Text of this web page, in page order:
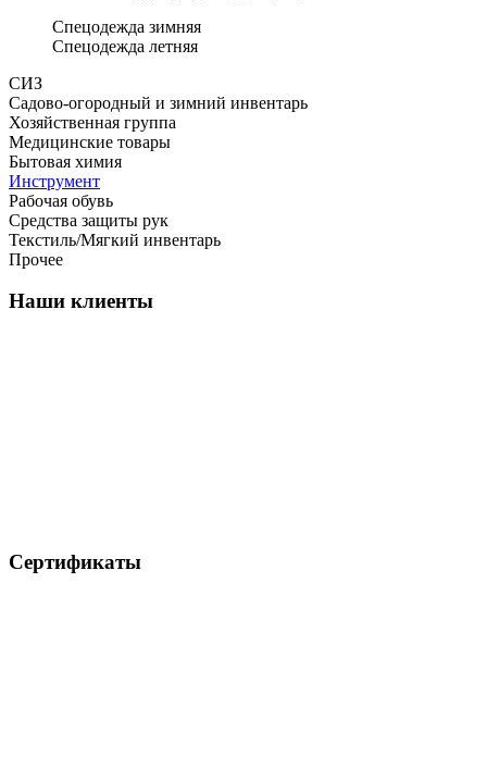
Спецодежда зимняя
Спецодежда летняя
СИЗ
Садово-огородный и зимний инвентарь
Хозяйственная группа
Медицинские товары
Бытовая химия
Инструмент
Рабочая обувь
Средства защиты рук
Текстиль/Мягкий инвентарь
Прочее
Наши клиенты
Сертификаты